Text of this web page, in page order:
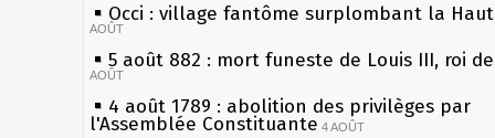
Occi : village fantôme surplombant la
AOÛT
5 août 882 : mort funeste de Louis III, roi
AOÛT
4 août 1789 : abolition des privilèges par
l'Assemblée Constituante 4 AOÛT